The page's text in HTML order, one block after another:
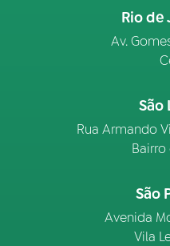
Rio de
Av.
São
Rua Armando
Bairro
São
Avenida
Vila